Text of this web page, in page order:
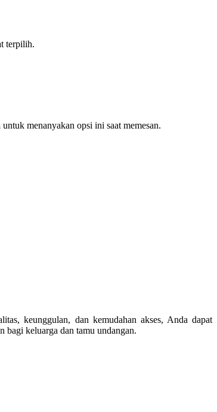
terpilih.
menanyakan opsi ini saat memesan.
keunggulan, dan kemudahan akses, Anda dapat
bagi keluarga dan tamu undangan.